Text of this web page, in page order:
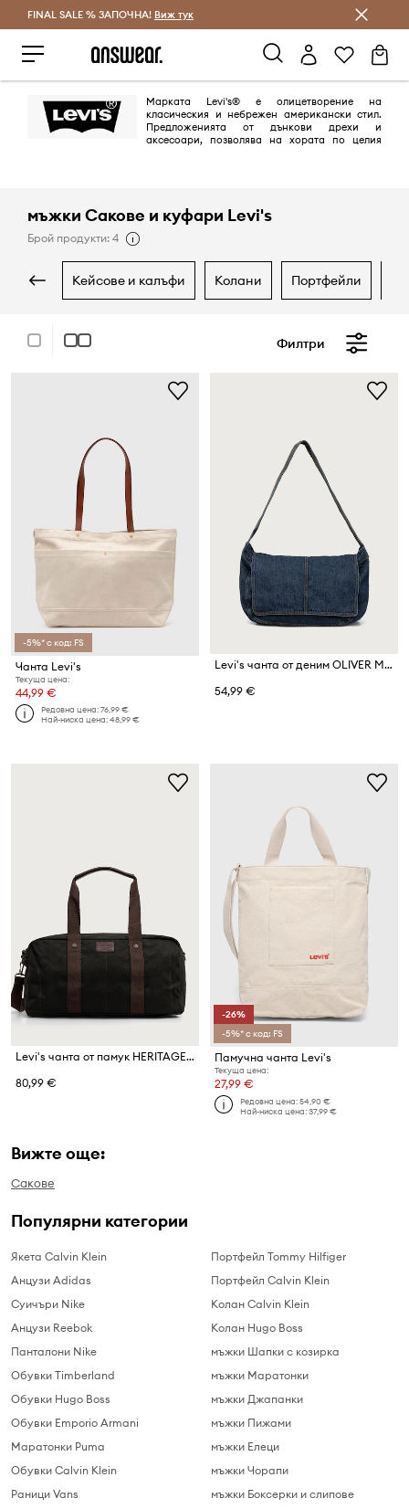
Спестявай с Answear Club
FINAL SALE % ЗАПОЧНА! Виж тук
Марката Levi's® е олицетворение на
класическия и небрежен американски стил.
Предложенията от дънкови дрехи и
аксесоари, позволява на хората по целия
мъжки Сакове и куфари Levi's
Брой продукти: 4
кейсове и калъфи колани портфейли
Филтри
-5%* с код: FS
Чанта Levi's
Текуща цена:
44,99 €
Редовна цена:76,99 €
Най-ниска цена:48,99 €
Levi's чанта от деним OLIVER MAIL BAG
54,99 €
Levi's чанта от памук HERITAGE DUFFLE
80,99 €
-26%
-5%* с код: FS
Памучна чанта Levi's
Текуща цена:
27,99 €
Редовна цена:54,90 €
Най-ниска цена:37,99 €
Вижте още:
Сакове
Популярни категории
Якета Calvin Klein
Анцузи Adidas
Суичъри Nike
Анцузи Reebok
Панталони Nike
Обувки Timberland
Обувки Hugo Boss
Обувки Emporio Armani
Маратонки Puma
Обувки Calvin Klein
Раници Vans
Портфейл Tommy Hilfiger
Портфейл Calvin Klein
Колан Calvin Klein
Колан Hugo Boss
мъжки Шапки с козирка
мъжки Маратонки
мъжки Джапанки
мъжки Пижами
мъжки Елеци
мъжки Чорапи
мъжки Боксерки и слипове